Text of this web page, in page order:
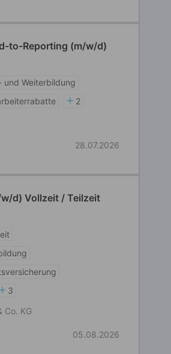
to-Reporting (m/w/d)
und Weiterbildung
2
28.07.2026
d) Vollzeit / Teilzeit
3
Co. KG
05.08.2026